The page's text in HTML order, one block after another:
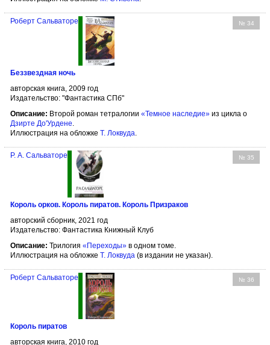
№ 34
Роберт Сальваторе
Беззвездная ночь
авторская книга, 2009 год
Издательство: "Фантастика СПб"
Описание: Второй роман тетралогии «Темное наследие» из цикла о
Дзирте До'Урдене.
Иллюстрация на обложке Т. Локвуда.
№ 35
Р. А. Сальваторе
Король орков. Король пиратов. Король Призраков
авторский сборник, 2021 год
Издательство: Фантастика Книжный Клуб
Описание: Трилогия «Переходы» в одном томе.
Иллюстрация на обложке Т. Локвуда (в издании не указан).
№ 36
Роберт Сальваторе
Король пиратов
авторская книга, 2010 год